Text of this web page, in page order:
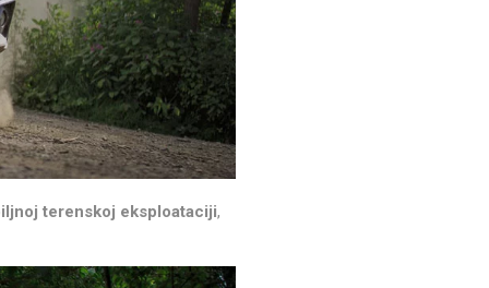
terenskoj eksploataciji,